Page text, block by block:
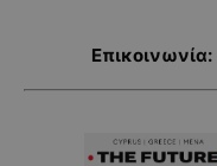
Επικοινωνία: